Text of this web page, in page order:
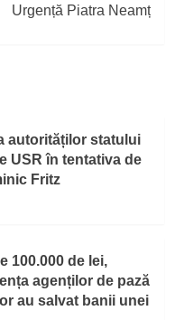
Urgență Piatra Neamț
autorităților statului
USR în tentativa de
Fritz
100.000 de lei,
agenților de pază
au salvat banii unei